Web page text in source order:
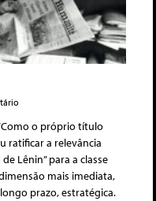
o próprio título
ratificar a relevância
Lênin” para a classe
mais imediata,
prazo, estratégica.